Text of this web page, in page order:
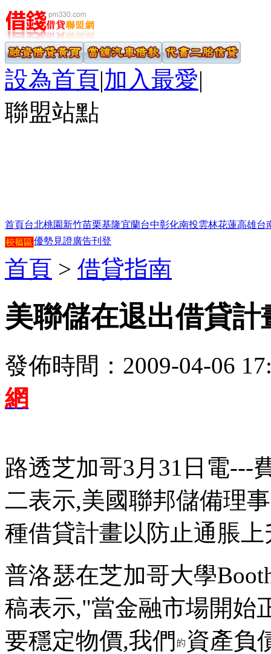
設為首頁|加入最愛|
聯盟站點
首頁台北桃園 新竹苗栗基隆宜蘭台中彰化南投雲林花蓮高雄台
優勢見證廣告刊登
首頁 > 借貸指南
美聯儲在退出借貸
發佈時間：2009-04-06
網
路透芝加哥3月31日電---
二表示,美國聯邦儲備理
種借貸計畫以防止通脹
普洛瑟在芝加哥大學
稿表示,"當金融市場開始
要穩定物價,我們 資產負